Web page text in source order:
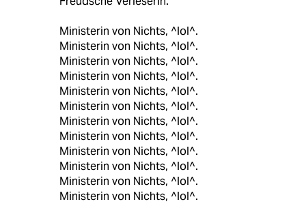
Ministerin von Nichts, ^lol^.
Ministerin von Nichts, ^lol^.
Ministerin von Nichts, ^lol^.
Ministerin von Nichts, ^lol^.
Ministerin von Nichts, ^lol^.
Ministerin von Nichts, ^lol^.
Ministerin von Nichts, ^lol^.
Ministerin von Nichts, ^lol^.
Ministerin von Nichts, ^lol^.
Ministerin von Nichts, ^lol^.
Ministerin von Nichts, ^lol^.
Ministerin von Nichts, ^lol^.